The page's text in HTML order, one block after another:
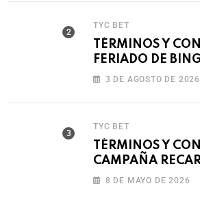
TYC BET
TÉRMINOS Y
FERIADO DE
BET593
3 DE AGOSTO DE 2026
TYC BET
TÉRMINOS Y
CAMPAÑA
8 DE MAYO DE 2026